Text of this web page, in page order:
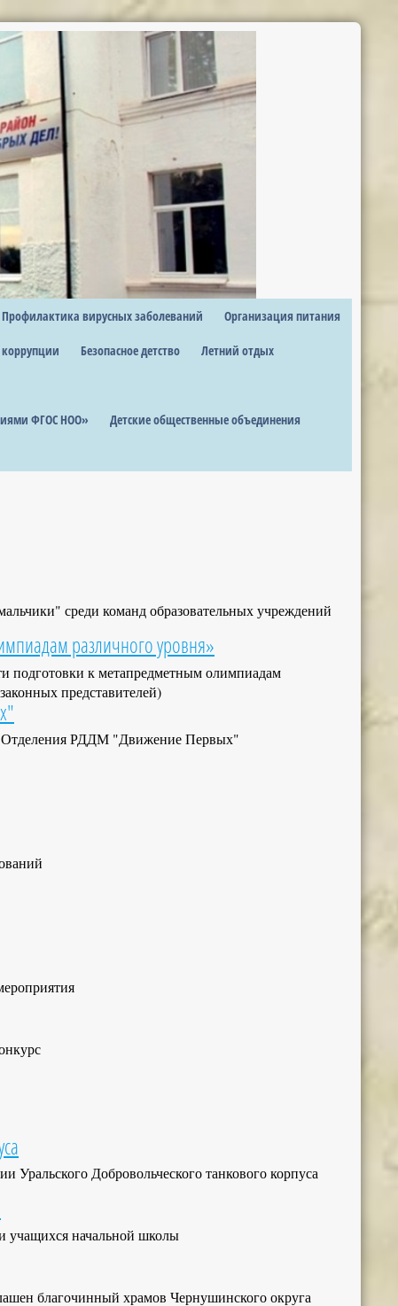
Профилактика вирусных заболеваний Организация питания
Безопасное детство Летний отдых
ФГОС НОО» Детские общественные объединения
среди команд образовательных учреждений
различного уровня»
подготовки к метапредметным олимпиадам
представителей)
Отделения РДДМ "Движение Первых"
Уральского Добровольческого танкового корпуса
учащихся начальной школы
благочинный храмов Чернушинского округа